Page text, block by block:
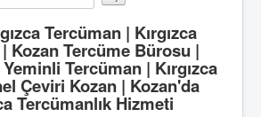
Tercüman | Kırgızca
Kozan Tercüme Bürosu |
Tercüman | Kırgızca
Çeviri Kozan | Kozan'da
Tercümanlık Hizmeti